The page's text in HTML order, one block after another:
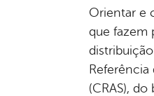
Orientar e
que fazem
Referência
(CRAS),